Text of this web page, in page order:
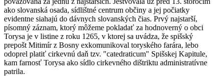
ako slovanská osada, sídlištné centrum občiny a jej počiatky
evidentne siahajú do dávnych slovanských čias. Prvý najstarší,
písomný záznam, ktorý môžeme pokladať za hodnoverný o obci
Torysa je v listine z roku 1265, v ktorej sa uvádza, že spišský
prepošt Mitimír z Bosny exkomunikoval toryského farára, lebo
odoprel platiť cirkevnú daň tzv. "catedraticum" Spišskej Kapitule,
kam farnosť Torysa ako sídlo cirkevného dištriktu administratívne
patrila.